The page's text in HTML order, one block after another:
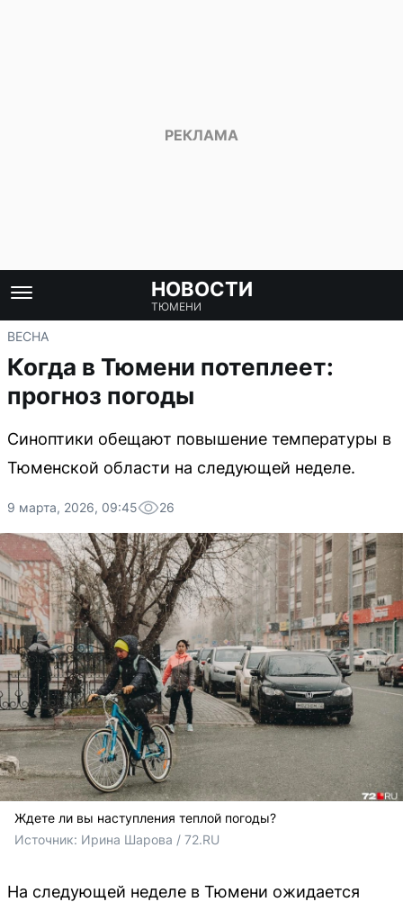
НОВОСТИ
ТЮМЕНИ
ВЕСНА
Когда в Тюмени потеплеет:
прогноз погоды
Синоптики обещают повышение температуры в
Тюменской области на следующей неделе.
9 марта, 2026, 09:45 26
Ждете ли вы наступления теплой погоды?
Источник: Ирина Шарова / 72.RU
На следующей неделе в Тюмени ожидается